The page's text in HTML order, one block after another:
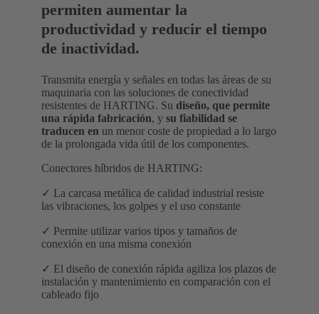
permiten aumentar la
productividad y reducir el tiempo
de inactividad.
Transmita energía y señales en todas las áreas de su
maquinaria con las soluciones de conectividad
resistentes de HARTING. Su diseño, que permite
una rápida fabricación, y su fiabilidad se
traducen en un menor coste de propiedad a lo largo
de la prolongada vida útil de los componentes.
Conectores híbridos de HARTING:
✓ La carcasa metálica de calidad industrial resiste
las vibraciones, los golpes y el uso constante
✓ Permite utilizar varios tipos y tamaños de
conexión en una misma conexión
✓ El diseño de conexión rápida agiliza los plazos de
instalación y mantenimiento en comparación con el
cableado fijo